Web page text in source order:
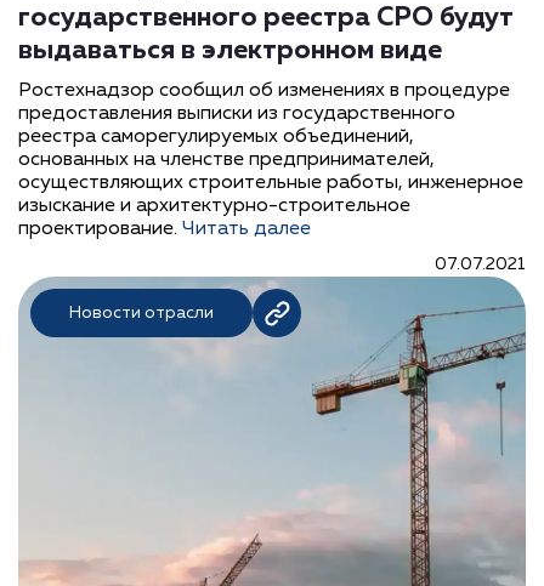
государственного реестра СРО будут
выдаваться в электронном виде
Ростехнадзор сообщил об изменениях в процедуре
предоставления выписки из государственного
реестра саморегулируемых объединений,
основанных на членстве предпринимателей,
осуществляющих строительные работы, инженерное
изыскание и архитектурно-строительное
проектирование. Читать далее
07.07.2021
Новости отрасли